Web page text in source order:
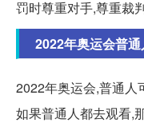
罚时尊重对手,尊重裁
2022年奥运会普
2022年奥运会,普通人
如果普通人都去观看,